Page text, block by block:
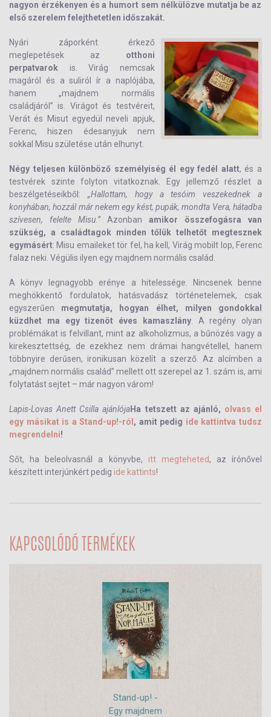
nagyon érzékenyen és a humort sem nélkülözve mutatja be az
első szerelem felejthetetlen időszakát.
Nyári záporként érkező
meglepetések az otthoni
perpatvarok is. Virág nemcsak
magáról és a suliról ír a naplójába,
hanem „majdnem normális
családjáról” is. Virágot és testvéreit,
Verát és Misut egyedül neveli apjuk,
Ferenc, hiszen édesanyjuk nem
sokkal Misu születése után elhunyt.
Négy teljesen különböző személyiség él egy fedél alatt, és a
testvérek szinte folyton vitatkoznak. Egy jellemző részlet a
beszélgetéseikből: „Hallottam, hogy a tesóim veszekednek a
konyhában, hozzál már nekem egy kést, pupák, mondta Vera, hátadba
szívesen, felelte Misu.”Azonban amikor összefogásra van
szükség, a családtagok minden tőlük telhetőt megtesznek
egymásért: Misu emaileket tör fel, ha kell, Virág mobilt lop, Ferenc
falaz neki. Végülis ilyen egy majdnem normális család.
A könyv legnagyobb erénye a hitelessége. Nincsenek benne
meghökkentő fordulatok, hatásvadász történetelemek, csak
egyszerűen megmutatja, hogyan élhet, milyen gondokkal
küzdhet ma egy tizenöt éves kamaszlány. A regény olyan
problémákat is felvillant, mint az alkoholizmus, a bűnözés vagy a
kirekesztettség, de ezekhez nem drámai hangvétellel, hanem
többnyire derűsen, ironikusan közelít a szerző. Az alcímben a
„majdnem normális család” mellett ott szerepel az 1. szám is, ami
folytatást sejtet – már nagyon várom!
Lapis-Lovas Anett Csilla ajánlójaHa tetszett az ajánló, olvass el
egy másikat is a Stand-up!-ról , amit pedig ide kattintva tudsz
megrendelni!
Sőt, ha beleolvasnál a könyvbe, itt megteheted, az írónővel
készített interjúnkért pedig ide kattints!
KAPCSOLÓDÓ TERMÉKEK
Stand-up! -
Egy majdnem